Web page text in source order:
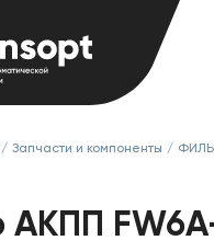
/ Запчасти и компоненты /